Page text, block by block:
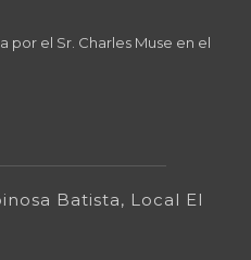
por el Sr. Charles Muse en el
Batista, Local El